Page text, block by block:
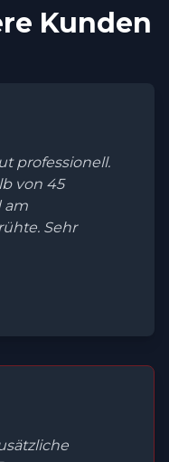
Kunden
professionell.
von 45
am
Sehr